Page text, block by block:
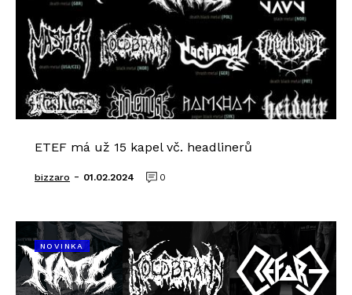
ETEF má už 15 kapel vč. headlinerů
bizzaro - 01.02.2024 0
NOVINKA